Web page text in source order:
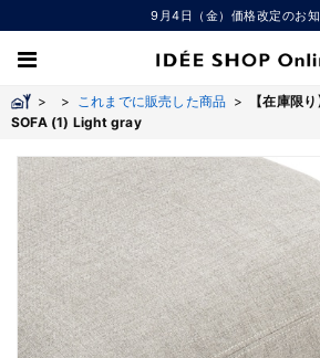
9月4日（金）価格改定のお
> > これまでに販売した商品 >
【在庫限
SOFA (1) Light gray